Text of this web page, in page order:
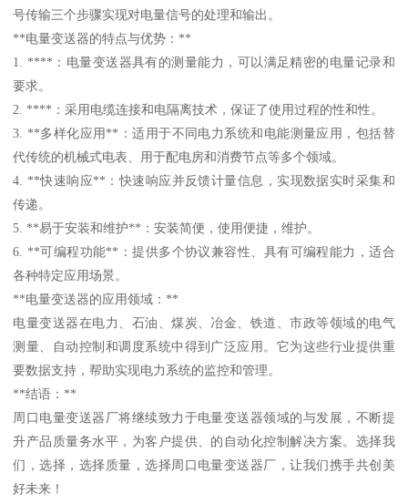
号传输三个步骤实现对电量信号的处理和输出。
**电量变送器的特点与优势：**
1. ****：电量变送器具有的测量能力，可以满足精密的电量记录和
要求。
2. ****：采用电缆连接和电隔离技术，保证了使用过程的性和性。
3. **多样化应用**：适用于不同电力系统和电能测量应用，包括替
代传统的机械式电表、用于配电房和消费节点等多个领域。
4. **快速响应**：快速响应并反馈计量信息，实现数据实时采集和
传递。
5. **易于安装和维护**：安装简便，使用便捷，维护。
6. **可编程功能**：提供多个协议兼容性、具有可编程能力，适合
各种特定应用场景。
**电量变送器的应用领域：**
电量变送器在电力、石油、煤炭、冶金、铁道、市政等领域的电气
测量、自动控制和调度系统中得到广泛应用。它为这些行业提供重
要数据支持，帮助实现电力系统的监控和管理。
**结语：**
周口电量变送器厂将继续致力于电量变送器领域的与发展，不断提
升产品质量务水平，为客户提供、的自动化控制解决方案。选择我
们，选择，选择质量，选择周口电量变送器厂，让我们携手共创美
好未来！